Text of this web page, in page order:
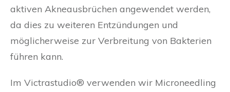
aktiven Akneausbrüchen angewendet werden,
da dies zu weiteren Entzündungen und
möglicherweise zur Verbreitung von Bakterien
führen kann.
Im Victrastudio® verwenden wir Microneedling